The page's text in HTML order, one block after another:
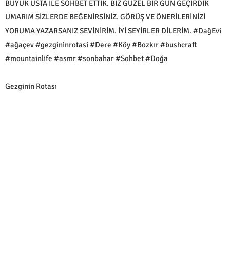
BÜYÜK USTA İLE SOHBET ETTİK. BİZ GÜZEL BİR GÜN GEÇİRDİK
UMARIM SİZLERDE BEĞENİRSİNİZ. GÖRÜŞ VE ÖNERİLERİNİZİ
YORUMA YAZARSANIZ SEVİNİRİM. İYİ SEYİRLER DİLERİM. #DağEvi
#ağaçev #gezgininrotasi #Dere #Köy #Bozkır #bushcraft
#mountainlife #asmr #sonbahar #Sohbet #Doğa
Gezginin Rotası